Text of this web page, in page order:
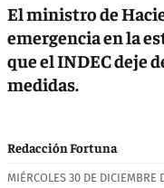
El ministro de
emergencia en la
que el INDEC deje
medidas.
Redacción Fortuna
MIÉRCOLES 30 DE DICIEMBRE